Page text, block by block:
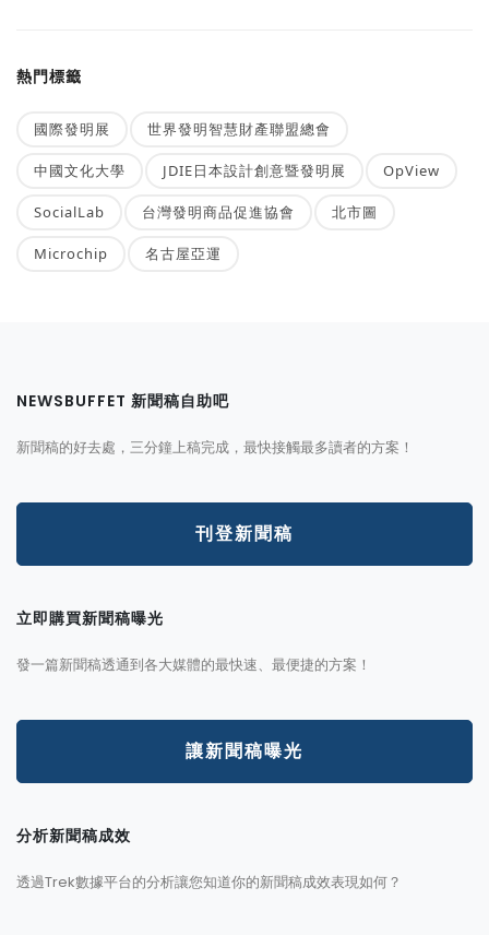
熱門標籤
國際發明展 世界發明智慧財產聯盟總會
中國文化大學 JDIE日本設計創意暨發明展 OpView
SocialLab 台灣發明商品促進協會 北市圖
Microchip 名古屋亞運
NEWSBUFFET 新聞稿自助吧
新聞稿的好去處，三分鐘上稿完成，最快接觸最多讀者的方案！
刊登新聞稿
立即購買新聞稿曝光
發一篇新聞稿透通到各大媒體的最快速、最便捷的方案！
讓新聞稿曝光
分析新聞稿成效
透過Trek數據平台的分析讓您知道你的新聞稿成效表現如何？